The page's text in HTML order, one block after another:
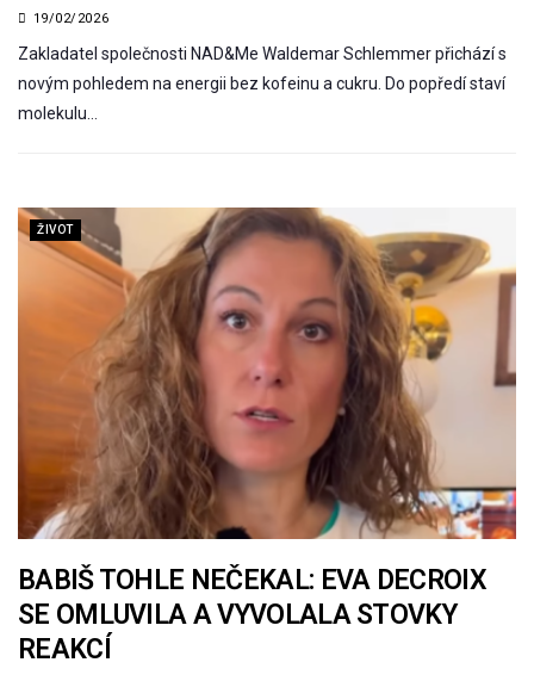
19/02/2026
Zakladatel společnosti NAD&Me Waldemar Schlemmer přichází s
novým pohledem na energii bez kofeinu a cukru. Do popředí staví
molekulu…
ŽIVOT
BABIŠ TOHLE NEČEKAL: EVA DECROIX
SE OMLUVILA A VYVOLALA STOVKY
REAKCÍ